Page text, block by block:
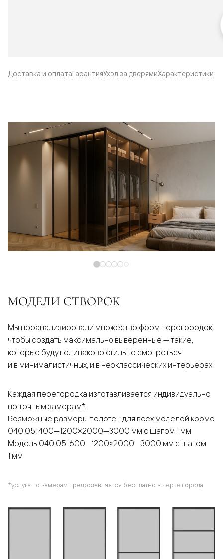
Доставка и оплатаГарантияУход за дверямиХарактеристики
МОДЕЛИ СТВОРОК
Мы проанализировали множество форм перегородок,
чтобы создать максимально выверенные — такие,
которые будут одинаково стильно смотреться
и в минималистичных, и в неоклассических интерьерах.
Каждая перегородка изготавливается индивидуально
по точным замерам*.
Возможные размеры полотен для всех моделей кроме
040.05: 400—1200×2000—3000 мм с шагом 1 мм
Модель 040.05: 600—1200×2000—3000 мм с шагом
1 мм
*услуга по замерам предоставляется бесплатно в черте города